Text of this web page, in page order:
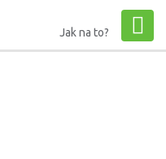
Jak na to?